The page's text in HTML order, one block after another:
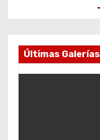
Últimas Galerías